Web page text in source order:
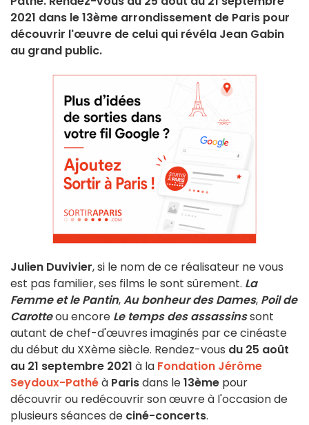
2021 dans le 13ème arrondissement de Paris pour
découvrir l'œuvre de celui qui révéla Jean Gabin
au grand public.
Julien Duvivier, si le nom de ce réalisateur ne vous
est pas familier, ses films le sont sûrement. La
Femme et le Pantin,Au bonheur des Dames, Poil de
Carotteou encore Le temps des assassinssont
autant de chef-d'œuvres imaginés par ce cinéaste
du début du XXème siècle. Rendez-vous du 25 août
au 21 septembre 2021 à la Fondation Jérôme
Seydoux-Pathéà Parisdans le13ème pour
découvrir ou redécouvrir son œuvre à l'occasion de
plusieurs séances de ciné-concerts.